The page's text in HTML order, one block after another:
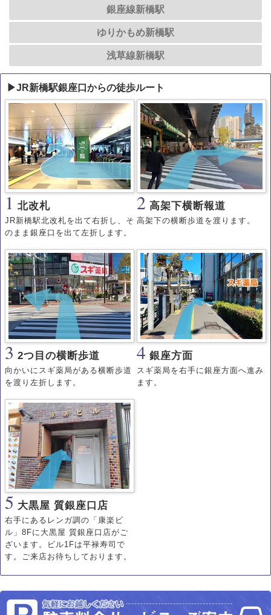
銀座線新橋駅
ゆりかもめ新橋駅
浅草線新橋駅
▶JR新橋駅銀座口からの徒歩ルート
1 北改札
JR新橋駅北改札を出て右折し、そ
のまま銀座口を出て左折します。
2 高架下横断報道
高架下の横断歩道を渡ります。
3 2つ目の横断歩道
向かいにスギ薬局がある横断歩道
を渡り左折します。
4 銀座方面
スギ薬局を右手に銀座方面へ進み
ます。
5 大黒屋 質銀座口店
右手にあるレンガ調の「康楽ビ
ル」8Fに大黒屋 質銀座口店がご
ざいます。ビル1Fは平禄寿司で
す。ご来店お待ちしております。